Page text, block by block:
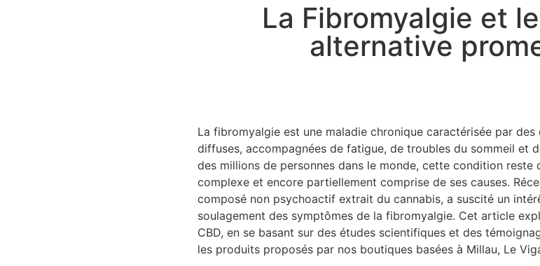
La Fibromyalgie et
alternative
La fibromyalgie est une maladie chronique caractérisée par
diffuses, accompagnées de fatigue, de troubles du sommeil et
des millions de personnes dans le monde, cette condition
complexe et encore partiellement comprise de ses causes.
composé non psychoactif extrait du cannabis, a suscité un
soulagement des symptômes de la fibromyalgie. Cet article
CBD, en se basant sur des études scientifiques et des
les produits proposés par nos boutiques basées à Millau, Le